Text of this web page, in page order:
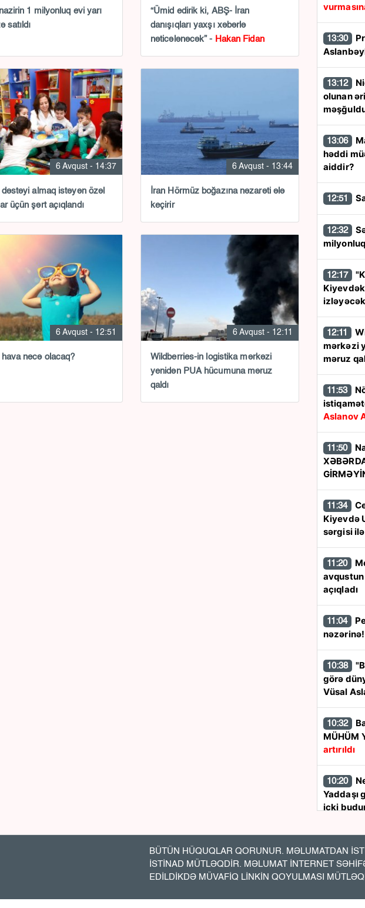
1 milyonluq evi yarı
satıldı
“Ümid edirik ki, ABŞ- İran
danışıqları yaxşı xəbərlə
nəticələnəcək” - Hakan Fidan
6 Avqust - 14:37
dəstəyi almaq istəyən özəl
üçün şərt açıqlandı
6 Avqust - 13:44
İran Hörmüz boğazına nəzarəti ələ
keçirir
6 Avqust - 12:51
necə olacaq?
6 Avqust - 12:11
Wildberries-in logistika mərkəzi
yenidən PUA hücumuna məruz
qaldı
13:30
13:12
olunan
13:06
həddi
aiddir?
12:51
12:32
milyonluq
12:17
12:11
mərkəzi
məruz
11:53
Aslanov
11:50
11:34
Kiyevdə
sərgisi
11:20
avqustun
açıqladı
11:04
nəzərinə!
10:38
görə
Vüsal
10:32
MÜHÜM
artırıldı
10:20
Yaddaşı
içki
09:53
1 milyon avroluq uduş
bileti
BÜTÜN HÜQUQLAR QORUNUR. MƏLUMATDAN
İSTİNAD MÜTLƏQDİR. MƏLUMAT İNTERNET
EDİLDİKDƏ MÜVAFİQ LİNKİN QOYULMASI